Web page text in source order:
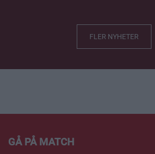
FLER NYHETER
GÅ PÅ MATCH